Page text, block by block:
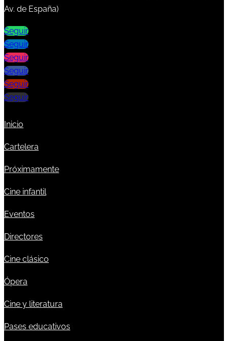
Av. de España)
Seguir
Seguir
Seguir
Seguir
Seguir
Seguir
Inicio
Cartelera
Próximamente
Cine infantil
Eventos
Directores
Cine clásico
Ópera
Cine y literatura
Pases educativos